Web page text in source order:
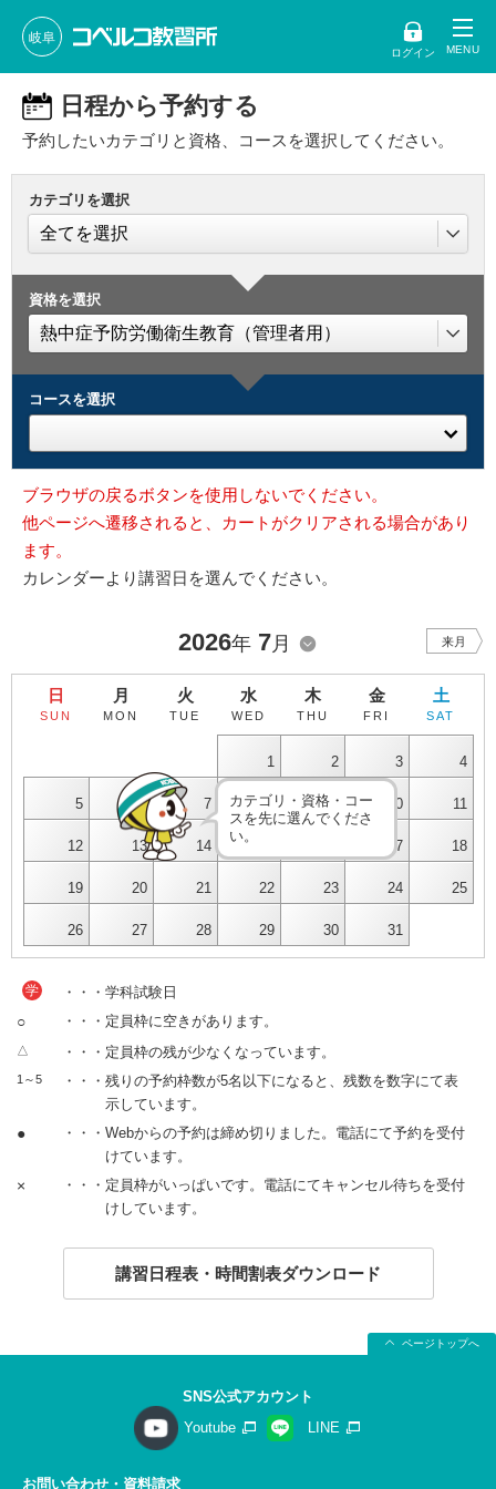
岐阜
ログイン
日程から予約する
予約したいカテゴリと資格、コースを選択してください。
カテゴリを選択
資格を選択
コースを選択
ブラウザの戻るボタンを使用しないでください。
他ページへ遷移されると、カートがクリアされる場合があり
ます。
カレンダーより講習日を選んでください。
2026年 7月 来月
日
SUN
月
MON
火
TUE
水
WED
木
THU
金
FRI
土
SAT
1 2 3 4
5 6 7 8 9 10 11
12 13 14 17 18
19 20 21 22 23 24 25
26 27 28 29 30 31
カテゴリ・資格・コー
スを先に選んでくださ
い。
学 ・・・学科試験日
○ ・・・定員枠に空きがあります。
△ ・・・定員枠の残が少なくなっています。
1～5
・・・残りの予約枠数が5名以下になると、残数を数字にて表
示しています。
●
・・・Webからの予約は締め切りました。電話にて予約を受付
けています。
×
・・・定員枠がいっぱいです。電話にてキャンセル待ちを受付
けしています。
講習日程表・時間割表ダウンロード
ページトップへ
SNS公式アカウント
Youtube
LINE
お問い合わせ・資料請求